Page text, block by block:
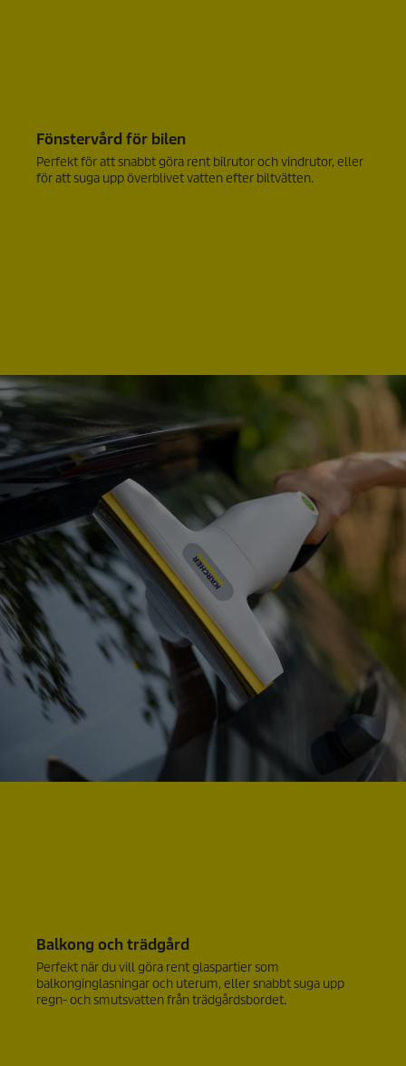
Fönstervård för bilen
Perfekt för att snabbt göra rent bilrutor och vindrutor, eller
för att suga upp överblivet vatten efter biltvätten.
Balkong och trädgård
Perfekt när du vill göra rent glaspartier som
balkonginglasningar och uterum, eller snabbt suga upp
regn- och smutsvatten från trädgårdsbordet.